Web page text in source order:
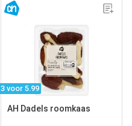
3 voor 5.99
AH Dadels roomkaas